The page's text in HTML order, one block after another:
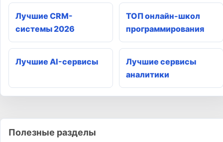
Лучшие CRM-
системы 2026
ТОП онлайн-школ
программирования
Лучшие AI-сервисы
Лучшие сервисы
аналитики
Полезные разделы